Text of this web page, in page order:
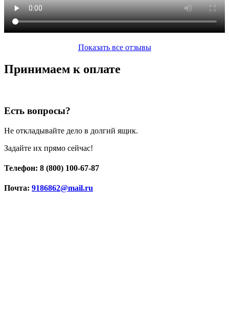
Показать все отзывы
Принимаем к оплате
Есть вопросы?
Не откладывайте дело в долгий ящик.
Задайте их прямо сейчас!
Телефон: 8 (800) 100-67-87
Почта: 9186862@mail.ru